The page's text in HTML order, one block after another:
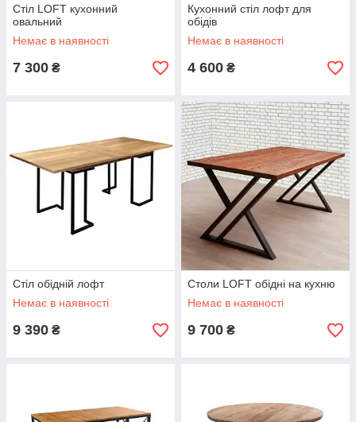
Стіл LOFT кухонний
овальний
Немає в наявності
7 300 ₴
Кухонний стіл лофт для
обідів
Немає в наявності
4 600 ₴
Стіл обідній лофт
Немає в наявності
9 390 ₴
Столи LOFT обідні на кухню
Немає в наявності
9 700 ₴